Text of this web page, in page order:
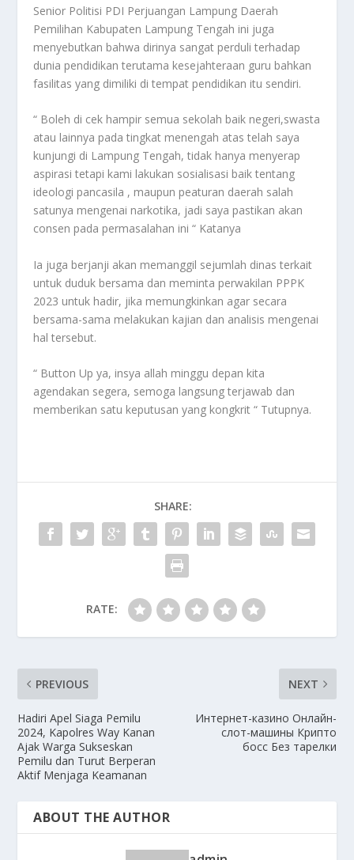
Senior Politisi PDI Perjuangan Lampung Daerah
Pemilihan Kabupaten Lampung Tengah ini juga
menyebutkan bahwa dirinya sangat perduli terhadap
dunia pendidikan terutama kesejahteraan guru bahkan
fasilitas yang dimiliki di tempat pendidikan itu sendiri.
“ Boleh di cek hampir semua sekolah baik negeri,swasta
atau lainnya pada tingkat menengah atas telah saya
kunjungi di Lampung Tengah, tidak hanya menyerap
aspirasi tetapi kami lakukan sosialisasi baik tentang
ideologi pancasila , maupun peaturan daerah salah
satunya mengenai narkotika, jadi saya pastikan akan
consen pada permasalahan ini “ Katanya
Ia juga berjanji akan memanggil sejumlah dinas terkait
untuk duduk bersama dan meminta perwakilan PPPK
2023 untuk hadir, jika memungkinkan agar secara
bersama-sama melakukan kajian dan analisis mengenai
hal tersebut.
“ Button Up ya, insya allah minggu depan kita
agendakan segera, semoga langsung terjawab dan
memberikan satu keputusan yang kongkrit “ Tutupnya.
SHARE:
RATE:
PREVIOUS
Hadiri Apel Siaga Pemilu
2024, Kapolres Way Kanan
Ajak Warga Sukseskan
Pemilu dan Turut Berperan
Aktif Menjaga Keamanan
NEXT
Интернет-казино Онлайн-
слот-машины Крипто
босс Без тарелки
ABOUT THE AUTHOR